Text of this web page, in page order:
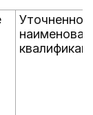
Уточненное